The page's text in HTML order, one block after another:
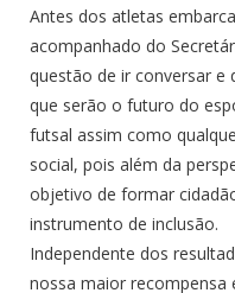
Antes dos atletas
acompanhado do
questão de ir conversar e
que serão o futuro do
futsal assim como
social, pois além da
objetivo de formar
instrumento de inclusão.
Independente dos
nossa maior recompensa